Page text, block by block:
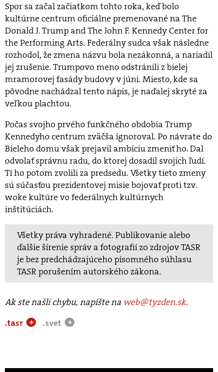
Spor sa začal začiatkom tohto roka, keď bolo
kultúrne centrum oficiálne premenované na The
Donald J. Trump and The John F. Kennedy Center for
the Performing Arts. Federálny sudca však následne
rozhodol, že zmena názvu bola nezákonná, a nariadil
jej zrušenie. Trumpovo meno odstránili z bielej
mramorovej fasády budovy v júni. Miesto, kde sa
pôvodne nachádzal tento nápis, je naďalej skryté za
veľkou plachtou.
Počas svojho prvého funkčného obdobia Trump
Kennedyho centrum zväčša ignoroval. Po návrate do
Bieleho domu však prejavil ambíciu zmeniť ho. Dal
odvolať správnu radu, do ktorej dosadil svojich ľudí.
Tí ho potom zvolili za predsedu. Všetky tieto zmeny
sú súčasťou prezidentovej misie bojovať proti tzv.
woke kultúre vo federálnych kultúrnych
inštitúciách.
Všetky práva vyhradené. Publikovanie alebo
ďalšie šírenie správ a fotografií zo zdrojov TASR
je bez predchádzajúceho písomného súhlasu
TASR porušením autorského zákona.
Ak ste našli chybu, napíšte na web@tyzden.sk.
.tasr
+ .svet +